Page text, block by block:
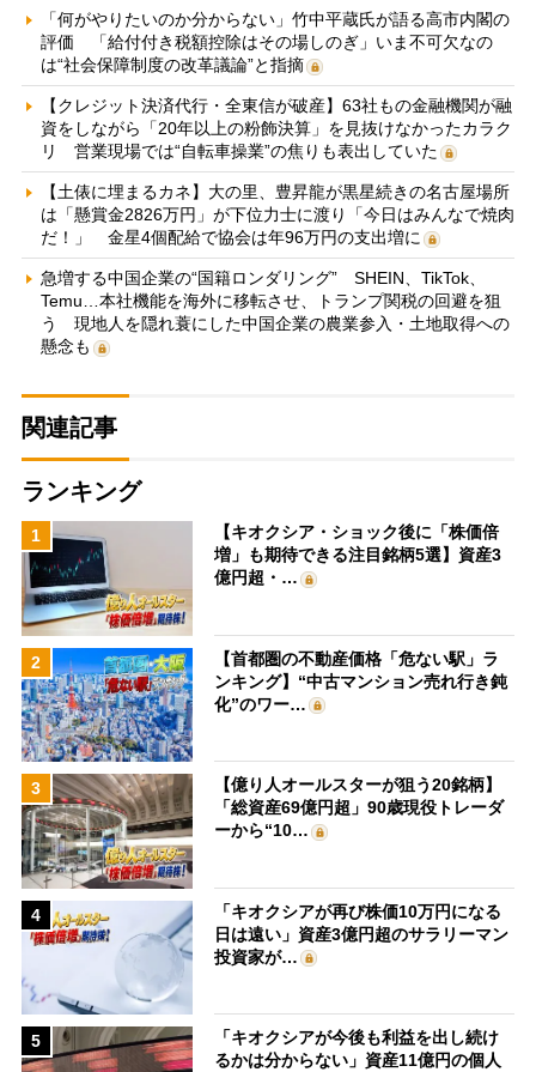
「何がやりたいのか分からない」竹中平蔵氏が語る高市内閣の
評価 「給付付き税額控除はその場しのぎ」いま不可欠なの
は“社会保障制度の改革議論”と指摘
【クレジット決済代行・全東信が破産】63社もの金融機関が融
資をしながら「20年以上の粉飾決算」を見抜けなかったカラク
リ 営業現場では“自転車操業”の焦りも表出していた
【土俵に埋まるカネ】大の里、豊昇龍が黒星続きの名古屋場所
は「懸賞金2826万円」が下位力士に渡り「今日はみんなで焼肉
だ！」 金星4個配給で協会は年96万円の支出増に
急増する中国企業の“国籍ロンダリング” SHEIN、TikTok、
Temu…本社機能を海外に移転させ、トランプ関税の回避を狙
う 現地人を隠れ蓑にした中国企業の農業参入・土地取得への
懸念も
関連記事
ランキング
1
【キオクシア・ショック後に「株価倍
増」も期待できる注目銘柄5選】資産3
億円超・…
2
【首都圏の不動産価格「危ない駅」ラ
ンキング】“中古マンション売れ行き鈍
化”のワー…
3
【億り人オールスターが狙う20銘柄】
「総資産69億円超」90歳現役トレーダ
ーから“10…
4
「キオクシアが再び株価10万円になる
日は遠い」資産3億円超のサラリーマン
投資家が…
5
「キオクシアが今後も利益を出し続け
るかは分からない」資産11億円の個人